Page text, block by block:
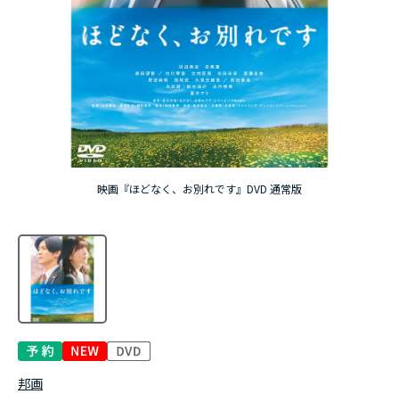
映画『ほどなく、お別れです』DVD 通常版
邦画